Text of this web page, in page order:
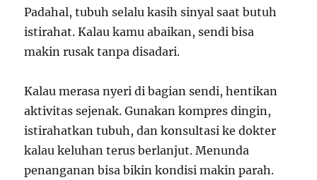
Padahal, tubuh selalu kasih sinyal saat butuh
istirahat. Kalau kamu abaikan, sendi bisa
makin rusak tanpa disadari.
Kalau merasa nyeri di bagian sendi, hentikan
aktivitas sejenak. Gunakan kompres dingin,
istirahatkan tubuh, dan konsultasi ke dokter
kalau keluhan terus berlanjut. Menunda
penanganan bisa bikin kondisi makin parah.